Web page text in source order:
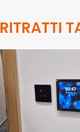
RITRATTI